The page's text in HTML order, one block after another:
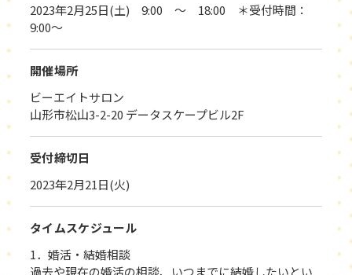
2023年2月25日(土) 9:00 ～ 18:00 ＊受付時間：
9:00～
開催場所
ビーエイトサロン
山形市松山3-2-20 データスケープビル2F
受付締切日
2023年2月21日(火)
タイムスケジュール
1．婚活・結婚相談
過去や現在の婚活の相談、いつまでに結婚したいとい